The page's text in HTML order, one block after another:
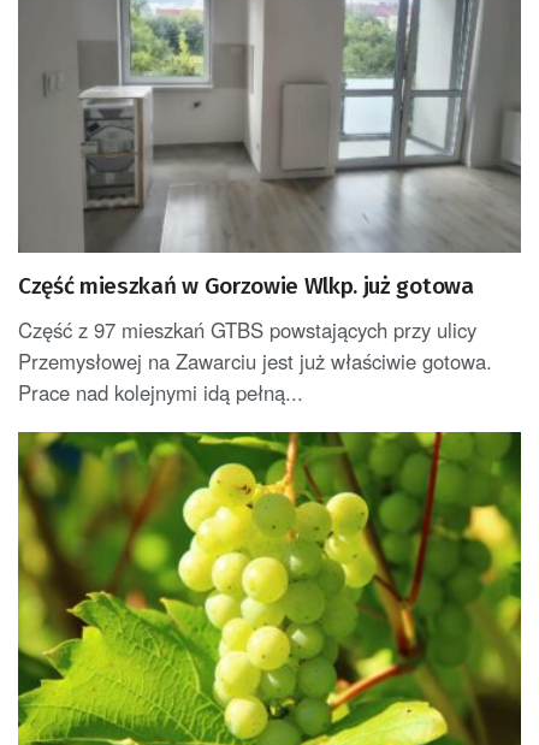
Część mieszkań w Gorzowie Wlkp. już gotowa
Część z 97 mieszkań GTBS powstających przy ulicy
Przemysłowej na Zawarciu jest już właściwie gotowa.
Prace nad kolejnymi idą pełną...